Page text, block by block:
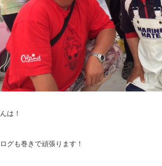
は！
グも巻きで頑張ります！